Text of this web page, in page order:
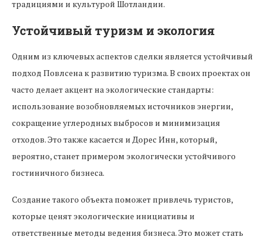
традициями и культурой Шотландии.
Устойчивый туризм и экология
Одним из ключевых аспектов сделки является устойчивый
подход Повлсена к развитию туризма. В своих проектах он
часто делает акцент на экологические стандарты:
использование возобновляемых источников энергии,
сокращение углеродных выбросов и минимизация
отходов. Это также касается и Дорес Инн, который,
вероятно, станет примером экологически устойчивого
гостиничного бизнеса.
Создание такого объекта поможет привлечь туристов,
которые ценят экологические инициативы и
ответственные методы ведения бизнеса. Это может стать